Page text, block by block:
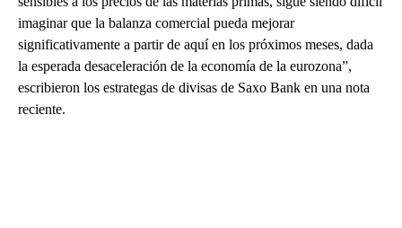
imaginar que la balanza comercial pueda mejorar
significativamente a partir de aquí en los próximos meses, dada
la esperada desaceleración de la economía de la eurozona”,
escribieron los estrategas de divisas de Saxo Bank en una nota
reciente.